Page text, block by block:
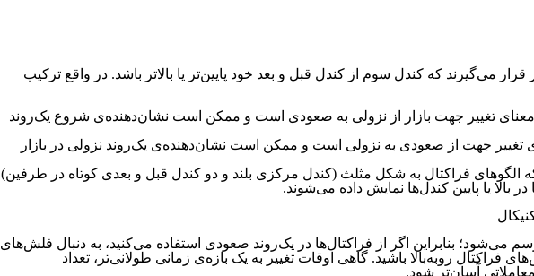
کندل قیمتی تشکیل شده است. این ۵ کندل به صورتی کنار یکدیگر قرار می‌گیرند که کندل سوم از کندل قبل و بعد خود پایین‌تر یا بالاتر باشد. در واقع ترکیب
معنای تغییر جهت بازار از نزولی به صعودی است و ممکن است نشان‌دهنده‌ی شروع یک‌روند
تغییر جهت از صعودی به نزولی است و ممکن است نشان‌دهنده‌ی یک‌روند نزولی در بازار
الگوهای فراکتال به شکل مثلث (کندل مرکزی بلند و دو کندل قبل و بعدی کوتاه در طرفین)
یا پایین کندل‌ها نمایش داده می‌شوند.
می‌شود؛ بنابراین اگر از فراکتال‌ها در یک‌روند صعودی استفاده می‌کنید، به دنبال فلش‌های
فراکتال روبه‌بالا باشید. گاهی اوقات تغییر به یک بازه‌ی زمانی طولانی‌تر، تعداد
آسان‌تر شود.